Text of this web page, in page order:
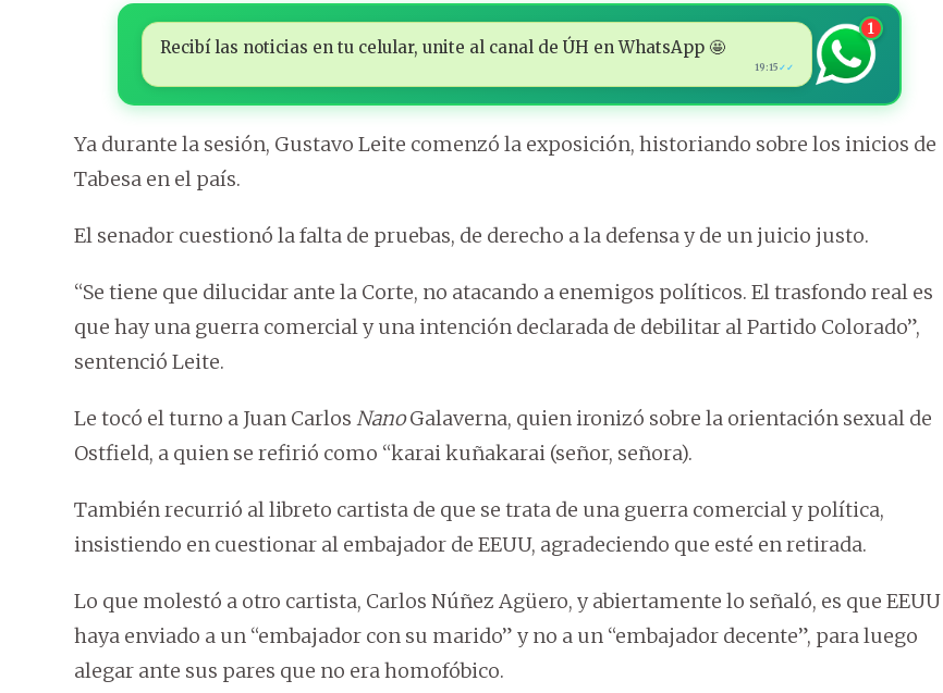
Recibí las noticias en tu celular, unite al canal de ÚH en WhatsApp 🤩
19:15 ✓✓
1
Ya durante la sesión, Gustavo Leite comenzó la exposición, historiando sobre los inicios de
Tabesa en el país.
El senador cuestionó la falta de pruebas, de derecho a la defensa y de un juicio justo.
“Se tiene que dilucidar ante la Corte, no atacando a enemigos políticos. El trasfondo real es
que hay una guerra comercial y una intención declarada de debilitar al Partido Colorado”,
sentenció Leite.
Le tocó el turno a Juan Carlos NanoGalaverna, quien ironizó sobre la orientación sexual de
Ostfield, a quien se refirió como “karai kuñakarai (señor, señora).
También recurrió al libreto cartista de que se trata de una guerra comercial y política,
insistiendo en cuestionar al embajador de EEUU, agradeciendo que esté en retirada.
Lo que molestó a otro cartista, Carlos Núñez Agüero, y abiertamente lo señaló, es que EEUU
haya enviado a un “embajador con su marido” y no a un “embajador decente”, para luego
alegar ante sus pares que no era homofóbico.